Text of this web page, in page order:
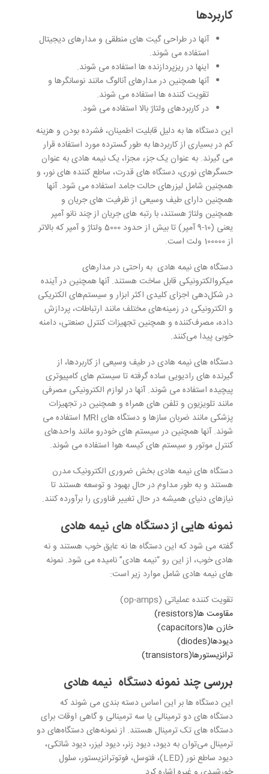
کاربردها
آنها در طراحی گیت های منطقی و مدارهای دیجیتال
استفاده می شوند.
اینها در ریزپردازنده ها استفاده می شوند.
آنها همچنین در مدارهای آنالوگ مانند نوسانگرها و
تقویت کننده ها استفاده می شوند.
در کاربردهای ولتاژ بالا استفاده می شود.
این دستگاه ها به دلیل قابلیت اطمینان، فشرده بودن و هزینه
کم در بسیاری از کاربردها به طور گسترده مورد استفاده قرار
می گیرند. به عنوان یک جزء مجزا، یک نیمه هادی به عنوان
حسگرهای نوری، دستگاه های قدرت، ساطع کننده های نور، و
همچنین شامل لیزرهای حالت جامد استفاده می شود. آنها
همچنین دارای طیف وسیعی از ظرفیت های جریان و
همچنین ولتاژ هستند، با رتبه های جریان از چند نانو آمپر
یعنی (10-9 آمپر) تا بیش از حدود 5000 ولتاژ و آمپر که بالاتر
از 100000 ولت است.
دستگاه های نیمه هادی به راحتی در مدارهای
میکروالکترونیکی قابل ساخت هستند. آنها همچنین در آینده
در شکل‌دهی اجزای کلیدی اکثر ابزار و سیستم‌های الکتریکی
و الکترونیکی در زمینه‌های مختلف مانند ارتباطات، پردازش
داده، مصرف‌کننده و همچنین تجهیزات کنترل صنعتی، دامنه
خوبی پیدا می‌کنند.
دستگاه های نیمه هادی در طیف وسیعی از کاربردها، از
گیرنده های رادیویی ساده گرفته تا سیستم های کامپیوتری
پیچیده استفاده می شوند. آنها در لوازم الکترونیکی مصرفی
مانند تلویزیون و تلفن های همراه و همچنین در تجهیزات
پزشکی مانند ضربان سازها و دستگاه های MRI استفاده می
شوند. آنها همچنین در سیستم های خودرو مانند واحدهای
کنترل موتور و سیستم های کیسه هوا استفاده می شوند.
دستگاه های نیمه هادی بخش ضروری الکترونیک مدرن
هستند و به طور مداوم در حال بهبود و توسعه هستند تا
نیازهای دنیای همیشه در حال تغییر فناوری را برآورده کنند.
نمونه هایی از دستگاه های نیمه هادی
گفته می شود که این دستگاه ها نه عایق خوب هستند و نه
هادی خوب، از این رو “نیمه هادی” نامیده می شود. نمونه
های نیمه هادی شامل موارد زیر است:
تقویت کننده عملیاتی (op-amps)
مقاومت ها(resistors)
خازن ها(capacitors)
دیودها(diodes)
ترانزیستورها(transistors)
بررسی چند نمونه دستگاه نیمه هادی
این دستگاه ها بر این اساس دسته بندی می شوند که
دستگاه های دو ترمینالی یا سه ترمینالی و گاهی اوقات برای
دستگاه های تک ترمینال هستند. از نمونه‌های دستگاه‌های دو
ترمینال می‌توان به دیود، دیود زنر، دیود لیزر، دیود شاتکی،
دیود ساطع نور (LED)، فتوسل، فوتوترانزیستور، سلول